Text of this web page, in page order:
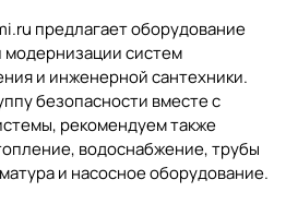
предлагает оборудование
систем
и инженерной сантехники.
безопасности вместе с
рекомендуем также
, водоснабжение,трубы
и насосное оборудование.